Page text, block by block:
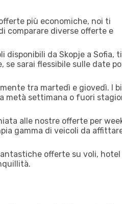
più economiche, noi ti
comparare diverse offerte e
da Skopje a Sofia, ti
se sarai flessibile sulle date
tra martedì e giovedì. I
metà settimana o fuori
alle nostre offerte per
gamma di veicoli da
offerte su voli, hotel